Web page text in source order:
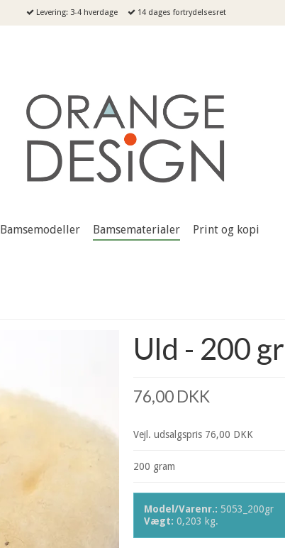
Levering: 3-4 hverdage 14 dages fortrydelsesret
Bamsemodeller Bamsematerialer Print og kopi
Uld - 200
76,00 DKK
Vejl. udsalgspris 76,00 DKK
200 gram
Model/Varenr.: 5053_200gr
Vægt: 0,203 kg.